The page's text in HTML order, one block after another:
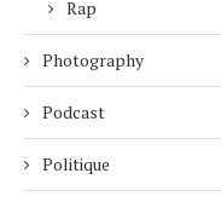
Rap
Photography
Podcast
Politique